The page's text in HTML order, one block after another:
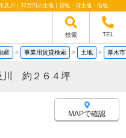
【調整】神奈川県厚木市及川 約２６４坪 神奈川県厚木市及川｜32万円の土地｜貸地・貸土地・借地・事業用地情報｜カシチ不動産
検索 TEL
産 > 事業用賃貸検索 > 土地 > 厚木市
川 約２６４坪
MAPで確認